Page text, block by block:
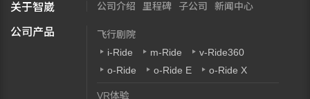
关于智崴 公司介绍 里程碑 子公司 新闻中心
公司产品
飞行剧院
i-Ride
m-Ride
v-Ride360
o-Ride
o-Ride E o-Ride X
VR体验